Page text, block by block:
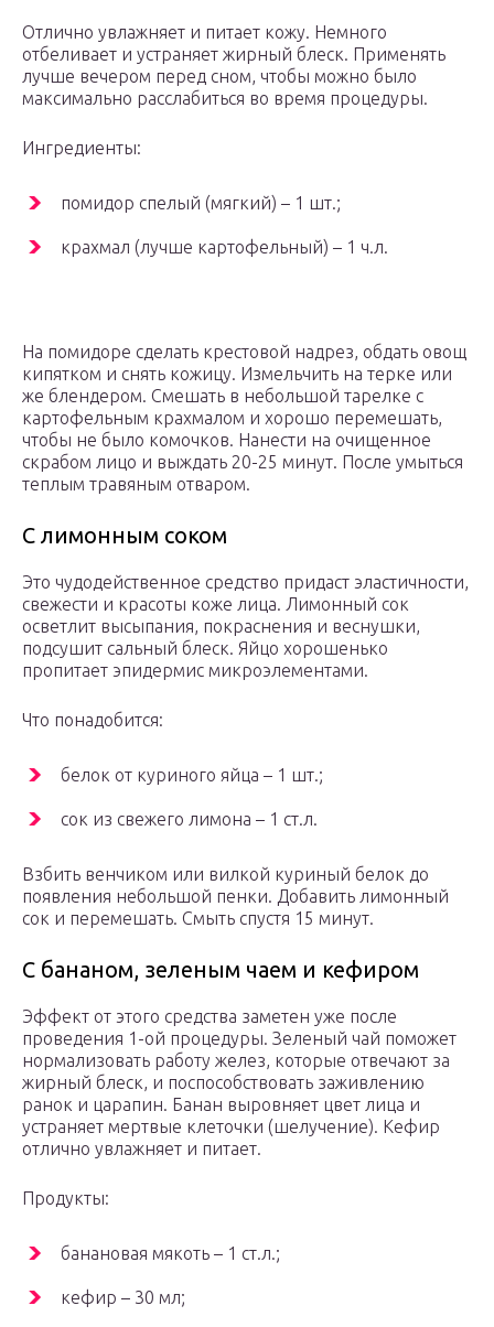
Отлично увлажняет и питает кожу. Немного
отбеливает и устраняет жирный блеск. Применять
лучше вечером перед сном, чтобы можно было
максимально расслабиться во время процедуры.
Ингредиенты:
помидор спелый (мягкий) – 1 шт.;
крахмал (лучше картофельный) – 1 ч.л.
На помидоре сделать крестовой надрез, обдать овощ
кипятком и снять кожицу. Измельчить на терке или
же блендером. Смешать в небольшой тарелке с
картофельным крахмалом и хорошо перемешать,
чтобы не было комочков. Нанести на очищенное
скрабом лицо и выждать 20-25 минут. После умыться
теплым травяным отваром.
С лимонным соком
Это чудодейственное средство придаст эластичности,
свежести и красоты коже лица. Лимонный сок
осветлит высыпания, покраснения и веснушки,
подсушит сальный блеск. Яйцо хорошенько
пропитает эпидермис микроэлементами.
Что понадобится:
белок от куриного яйца – 1 шт.;
сок из свежего лимона – 1 ст.л.
Взбить венчиком или вилкой куриный белок до
появления небольшой пенки. Добавить лимонный
сок и перемешать. Смыть спустя 15 минут.
С бананом, зеленым чаем и кефиром
Эффект от этого средства заметен уже после
проведения 1-ой процедуры. Зеленый чай поможет
нормализовать работу желез, которые отвечают за
жирный блеск, и поспособствовать заживлению
ранок и царапин. Банан выровняет цвет лица и
устраняет мертвые клеточки (шелучение). Кефир
отлично увлажняет и питает.
Продукты:
банановая мякоть – 1 ст.л.;
кефир – 30 мл;